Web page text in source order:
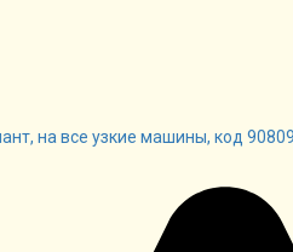
на все узкие машины, код